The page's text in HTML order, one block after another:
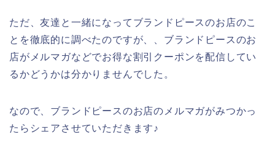
ただ、友達と一緒になってブランドピースのお店のこ
とを徹底的に調べたのですが、、ブランドピースのお
店がメルマガなどでお得な割引クーポンを配信してい
るかどうかは分かりませんでした。
なので、ブランドピースのお店のメルマガがみつかっ
たらシェアさせていただきます♪